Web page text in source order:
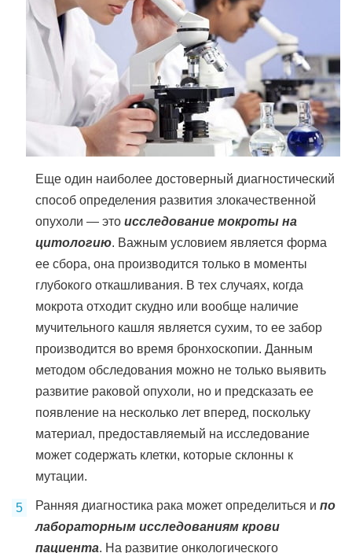
Еще один наиболее достоверный диагностический
способ определения развития злокачественной
опухоли — это исследование мокроты на
цитологию. Важным условием является форма
ее сбора, она производится только в моменты
глубокого откашливания. В тех случаях, когда
мокрота отходит скудно или вообще наличие
мучительного кашля является сухим, то ее забор
производится во время бронхоскопии. Данным
методом обследования можно не только выявить
развитие раковой опухоли, но и предсказать ее
появление на несколько лет вперед, поскольку
материал, предоставляемый на исследование
может содержать клетки, которые склонны к
мутации.
Ранняя диагностика рака может определиться и по
лабораторным исследованиям крови
пациента. На развитие онкологического